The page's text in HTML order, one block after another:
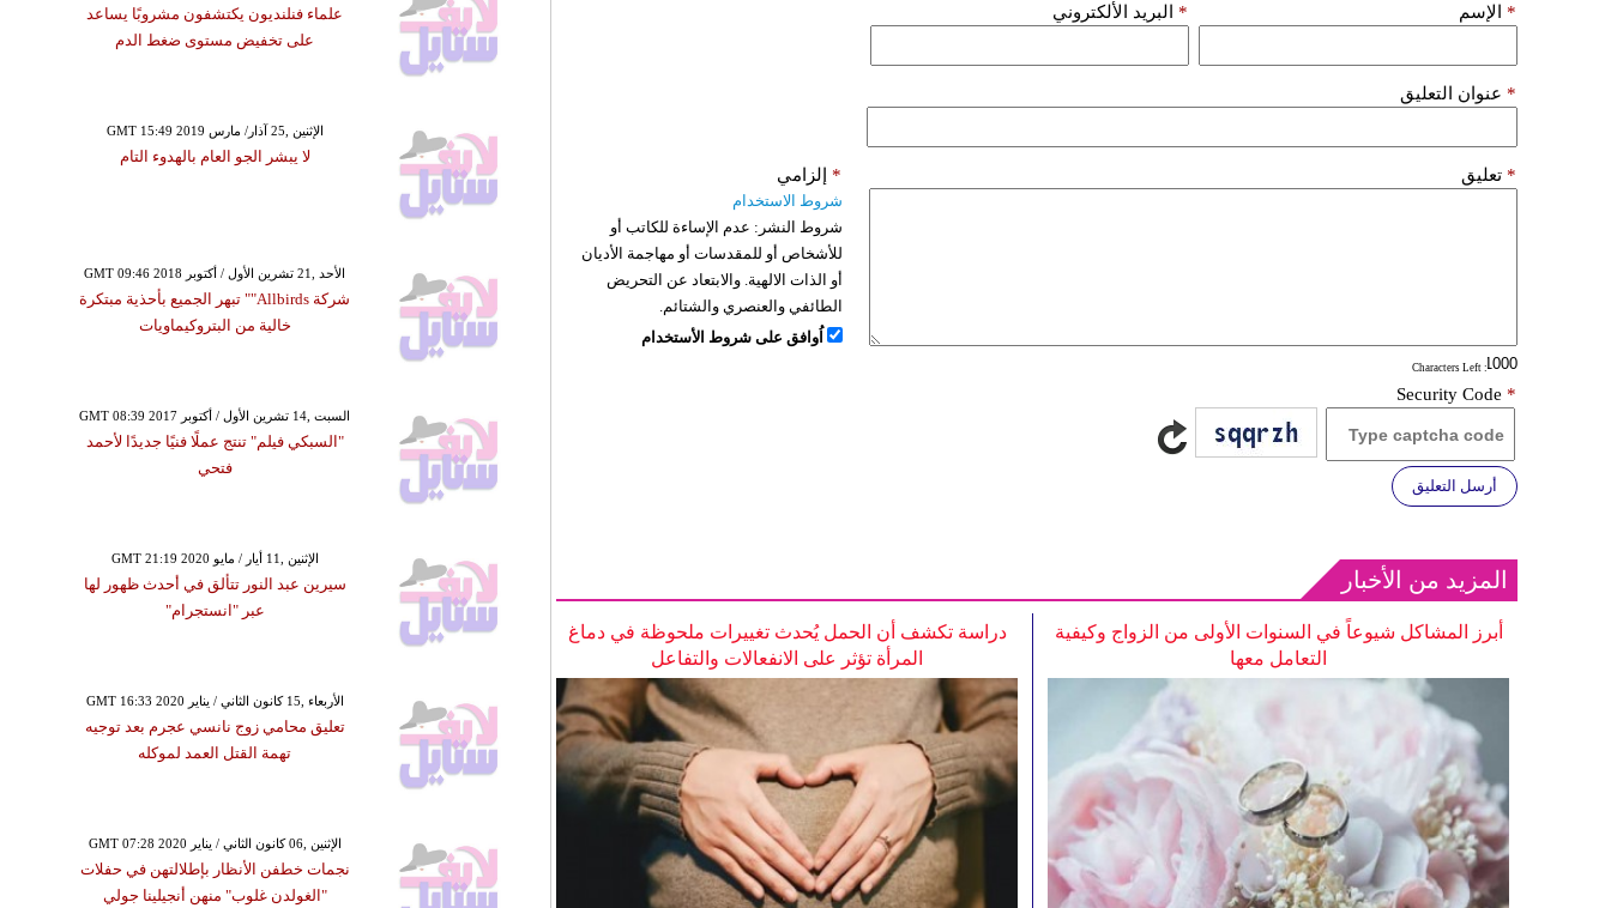
الإسم * البريد الألكتروني *
عنوان التعليق *
تعليق *
: Characters Left
إلزامي *
شروط الاستخدام
شروط النشر: عدم الإساءة للكاتب أو
للأشخاص أو للمقدسات أو مهاجمة الأديان
أو الذات الالهية. والابتعاد عن التحريض
الطائفي والعنصري والشتائم.
اُوافق على شروط الأستخدام
Security Code *
أرسل التعليق
المزيد من الأخبار
دراسة تكشف أن الحمل يُحدث تغييرات ملحوظة في دماغ
المرأة تؤثر على الانفعالات والتفاعل
أبرز المشاكل شيوعاً في السنوات الأولى من الزواج وكيفية
التعامل معها
علماء فنلنديون يكتشفون مشروبًا يساعد
على تخفيض مستوى ضغط الدم
GMT 15:49 2019 الإثنين ,25 آذار/ مارس
لا يبشر الجو العام بالهدوء التام
GMT 09:46 2018 الأحد ,21 تشرين الأول / أكتوبر
شركة Allbirds"" تبهر الجميع بأحذية مبتكرة
خالية من البتروكيماويات
GMT 08:39 2017 السبت ,14 تشرين الأول / أكتوبر
"السبكي فيلم" تنتج عملًا فنيًا جديدًا لأحمد
فتحي
GMT 21:19 2020 الإثنين ,11 أيار / مايو
سيرين عبد النور تتألق في أحدث ظهور لها
عبر "انستجرام"
GMT 16:33 2020 الأربعاء ,15 كانون الثاني / يناير
تعليق محامي زوج نانسي عجرم بعد توجيه
تهمة القتل العمد لموكله
GMT 07:28 2020 الإثنين ,06 كانون الثاني / يناير
نجمات خطفن الأنظار بإطلالتهن في حفلات
"الغولدن غلوب" منهن أنجيلينا جولي